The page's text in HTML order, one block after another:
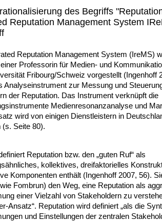
des Begriffs
Reputation Management System
Reputation Management System (IreMS)
einer Professorin für Medien- und
Fribourg/Schweiz vorgestellt (Ingenhoff
Analyseinstrument zur Messung und
der Reputation. Das Instrument verknüpft die
Medienresonanzanalyse und
wird von einigen Dienstleistern in
(s. Seite 80).
Reputation bzw. den „guten Ruf“ als
kollektives, dreifaktorielles
Komponenten enthält (Ingenhoff 2007, 56).
Fombrun) den Weg, eine Reputation als
einer Vielzahl von Stakeholdern zu
Ansatz“. Reputation wird definiert „als die
und Einstellungen der zentralen